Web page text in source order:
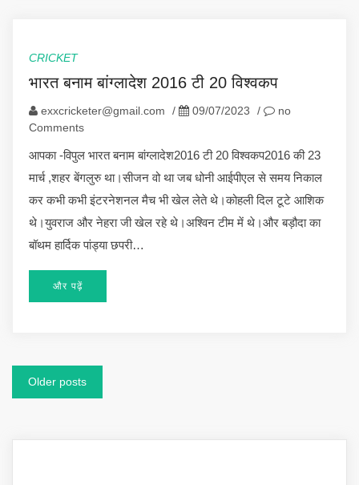
CRICKET
भारत बनाम बांग्लादेश 2016 टी 20 विश्वकप
exxcricketer@gmail.com / 09/07/2023 /
no
Comments
आपका -विपुल भारत बनाम बांग्लादेश2016 टी 20 विश्वकप2016 की 23
मार्च ,शहर बेंगलुरु था।सीजन वो था जब धोनी आईपीएल से समय निकाल
कर कभी कभी इंटरनेशनल मैच भी खेल लेते थे।कोहली दिल टूटे आशिक
थे।युवराज और नेहरा जी खेल रहे थे।अश्विन टीम में थे।और बड़ौदा का
बॉथम हार्दिक पांड्या छपरी…
और पढ़ें
Posts
Older posts